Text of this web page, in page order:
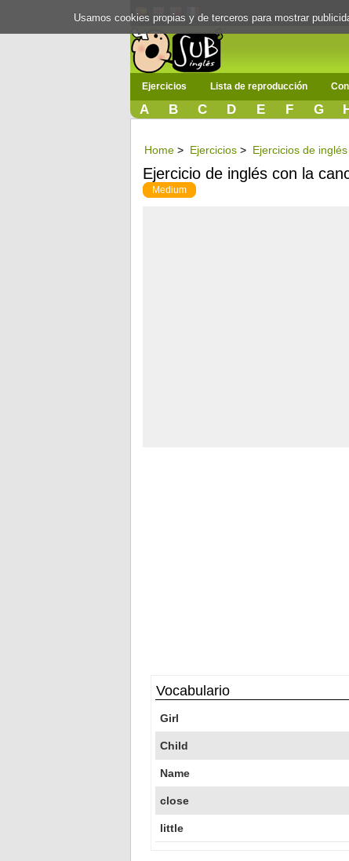
Ejercicios Lista de reproducción
A B C D E F G
Home > Ejercicios > Ejercicios de
Ejercicio de inglés con la
Medium
Vocabulario
Girl
Child
Name
close
little
Usamos cookies propias y de terceros para mostrar